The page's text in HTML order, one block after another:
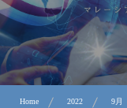
お問合せ
Home 2022 9月